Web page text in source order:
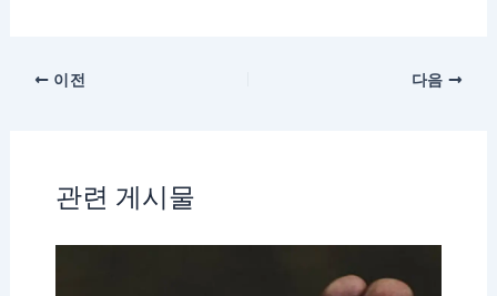
이전 다음
관련 게시물